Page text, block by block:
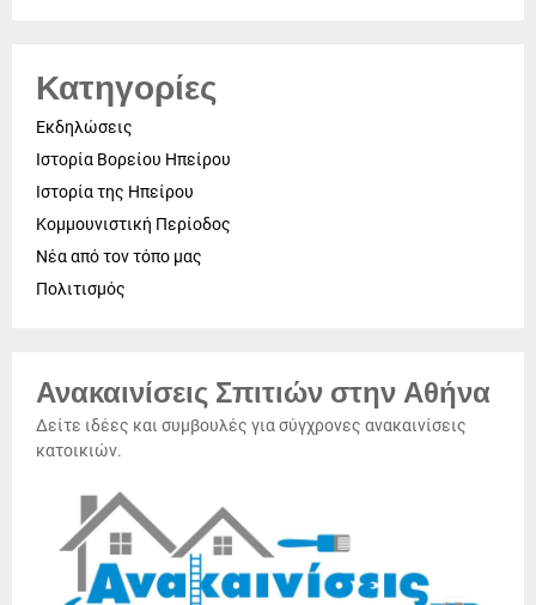
Κατηγορίες
Εκδηλώσεις
Ιστορία Βορείου Ηπείρου
Ιστορία της Ηπείρου
Κομμουνιστική Περίοδος
Νέα από τον τόπο μας
Πολιτισμός
Ανακαινίσεις Σπιτιών στην Αθήνα
Δείτε ιδέες και συμβουλές για σύγχρονες ανακαινίσεις
κατοικιών.